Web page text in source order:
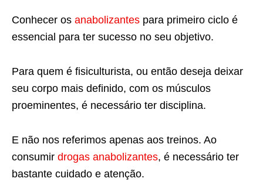
Conhecer os anabolizantes para primeiro ciclo é
essencial para ter sucesso no seu objetivo.
Para quem é fisiculturista, ou então deseja deixar
seu corpo mais definido, com os músculos
proeminentes, é necessário ter disciplina.
E não nos referimos apenas aos treinos. Ao
consumir drogas anabolizantes, é necessário ter
bastante cuidado e atenção.